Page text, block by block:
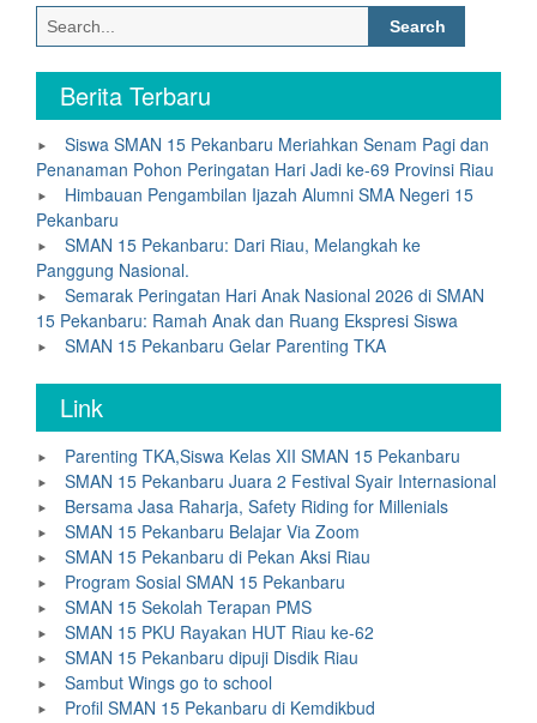
Search
for:
Berita Terbaru
Siswa SMAN 15 Pekanbaru Meriahkan Senam Pagi dan
Penanaman Pohon Peringatan Hari Jadi ke-69 Provinsi Riau
Himbauan Pengambilan Ijazah Alumni SMA Negeri 15
Pekanbaru
SMAN 15 Pekanbaru: Dari Riau, Melangkah ke
Panggung Nasional.
Semarak Peringatan Hari Anak Nasional 2026 di SMAN
15 Pekanbaru: Ramah Anak dan Ruang Ekspresi Siswa
SMAN 15 Pekanbaru Gelar Parenting TKA
Link
Parenting TKA,Siswa Kelas XII SMAN 15 Pekanbaru
SMAN 15 Pekanbaru Juara 2 Festival Syair Internasional
Bersama Jasa Raharja, Safety Riding for Millenials
SMAN 15 Pekanbaru Belajar Via Zoom
SMAN 15 Pekanbaru di Pekan Aksi Riau
Program Sosial SMAN 15 Pekanbaru
SMAN 15 Sekolah Terapan PMS
SMAN 15 PKU Rayakan HUT Riau ke-62
SMAN 15 Pekanbaru dipuji Disdik Riau
Sambut Wings go to school
Profil SMAN 15 Pekanbaru di Kemdikbud